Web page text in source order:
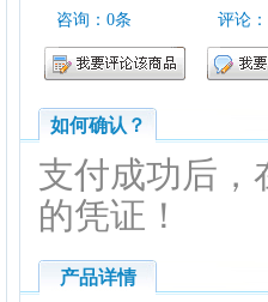
咨询：0条
评论
如何确认？
支付成功后，
的凭证！
产品详情